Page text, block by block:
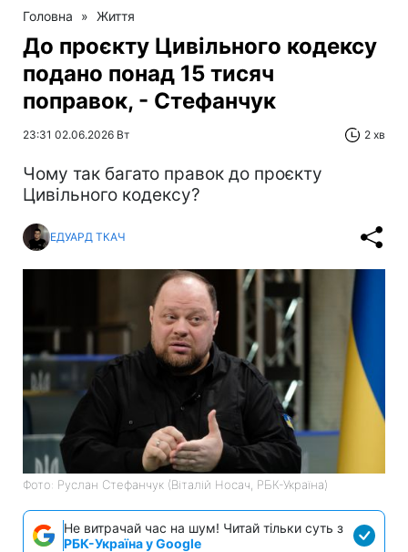
Головна » Життя
До проєкту Цивільного кодексу
подано понад 15 тисяч
поправок, - Стефанчук
23:31 02.06.2026 Вт 2 хв
Чому так багато правок до проєкту
Цивільного кодексу?
ЕДУАРД ТКАЧ
Фото: Руслан Стефанчук (Віталій Носач, РБК-Україна)
Не витрачай час на шум! Читай тільки суть з
РБК-Україна у Google